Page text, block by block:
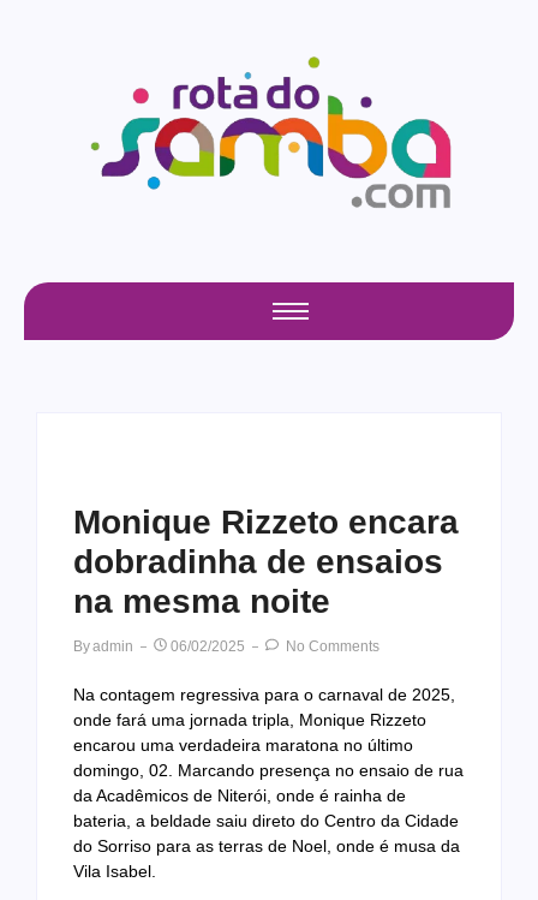
Monique Rizzeto encara
dobradinha de ensaios
na mesma noite
ByAdmin 06/02/2025 No Comments
Na contagem regressiva para o carnaval de 2025,
onde fará uma jornada tripla, Monique Rizzeto
encarou uma verdadeira maratona no último
domingo, 02. Marcando presença no ensaio de rua
da Acadêmicos de Niterói, onde é rainha de
bateria, a beldade saiu direto do Centro da Cidade
do Sorriso para as terras de Noel, onde é musa da
Vila Isabel.